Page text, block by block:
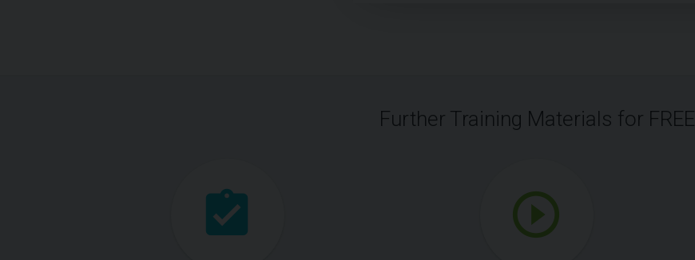
Further Training Materials for FREE